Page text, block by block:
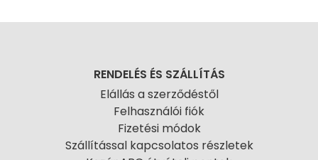
RENDELÉS ÉS SZÁLLÍTÁS
Elállás a szerződéstől
Felhasználói fiók
Fizetési módok
Szállítással kapcsolatos részletek